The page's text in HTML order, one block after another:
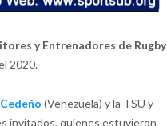
y Entrenadores de Rugby
2020.
(Venezuela) y la TSU y
invitados, quienes estuvieron